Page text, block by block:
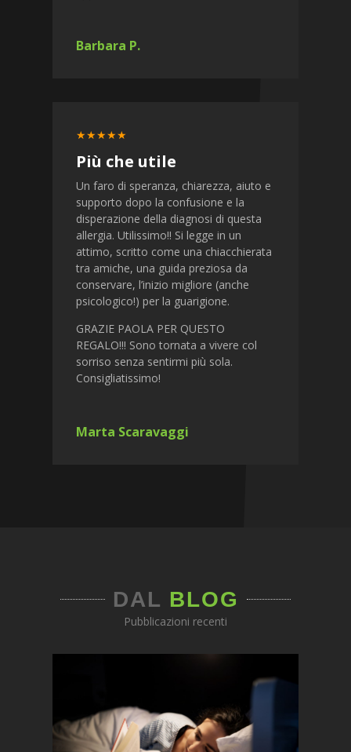
Barbara P.
★★★★★
Più che utile
Un faro di speranza, chiarezza, aiuto e
supporto dopo la confusione e la
disperazione della diagnosi di questa
allergia. Utilissimo!! Si legge in un
attimo, scritto come una chiacchierata
tra amiche, una guida preziosa da
conservare, l’inizio migliore (anche
psicologico!) per la guarigione.
GRAZIE PAOLA PER QUESTO
REGALO!!! Sono tornata a vivere col
sorriso senza sentirmi più sola.
Consigliatissimo!
Marta Scaravaggi
DAL BLOG
Pubblicazioni recenti